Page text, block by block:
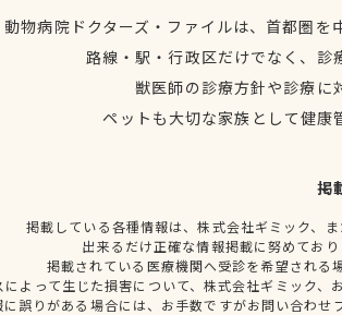
動物病院ドクターズ・ファイルは、首都圏
路線・駅・行政区だけでなく、
獣医師の診療方針や診療に
ペットも大切な家族として健
掲
掲載している各種情報は、株式会社ギミック、
出来るだけ正確な情報掲載に努めてお
掲載されている医療機関へ受診を希望され
によって生じた損害について、株式会社ギミック
に誤りがある場合には、お手数ですがお問い合わ